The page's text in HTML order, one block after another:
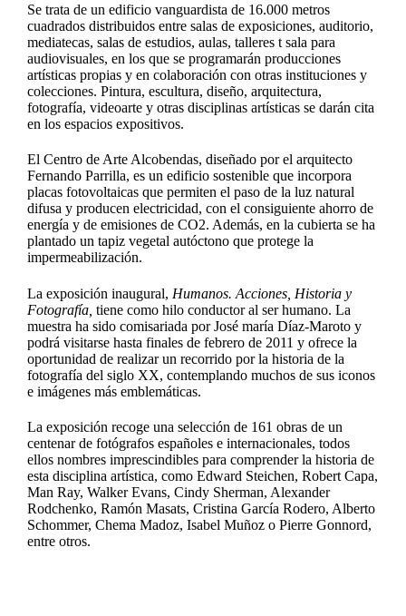
Se trata de un edificio vanguardista de 16.000 metros
cuadrados distribuidos entre salas de exposiciones, auditorio,
mediatecas, salas de estudios, aulas, talleres t sala para
audiovisuales, en los que se programarán producciones
artísticas propias y en colaboración con otras instituciones y
colecciones. Pintura, escultura, diseño, arquitectura,
fotografía, videoarte y otras disciplinas artísticas se darán cita
en los espacios expositivos.
El Centro de Arte Alcobendas, diseñado por el arquitecto
Fernando Parrilla, es un edificio sostenible que incorpora
placas fotovoltaicas que permiten el paso de la luz natural
difusa y producen electricidad, con el consiguiente ahorro de
energía y de emisiones de CO2. Además, en la cubierta se ha
plantado un tapiz vegetal autóctono que protege la
impermeabilización.
La exposición inaugural, Humanos. Acciones, Historia y
Fotografía,tiene como hilo conductor al ser humano. La
muestra ha sido comisariada por José maría Díaz-Maroto y
podrá visitarse hasta finales de febrero de 2011 y ofrece la
oportunidad de realizar un recorrido por la historia de la
fotografía del siglo XX, contemplando muchos de sus iconos
e imágenes más emblemáticas.
La exposición recoge una selección de 161 obras de un
centenar de fotógrafos españoles e internacionales, todos
ellos nombres imprescindibles para comprender la historia de
esta disciplina artística, como Edward Steichen, Robert Capa,
Man Ray, Walker Evans, Cindy Sherman, Alexander
Rodchenko, Ramón Masats, Cristina García Rodero, Alberto
Schommer, Chema Madoz, Isabel Muñoz o Pierre Gonnord,
entre otros.